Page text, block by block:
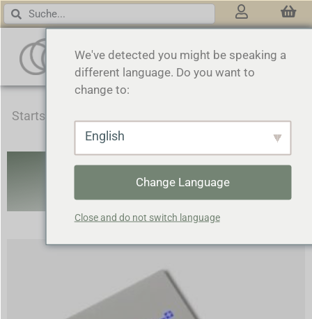
3 RINGS
Startseite
BOX & LIMITIERTE
AUFLAGE
We've detected you might be speaking a
different language. Do you want to
change to:
English
Change Language
Close and do not switch language